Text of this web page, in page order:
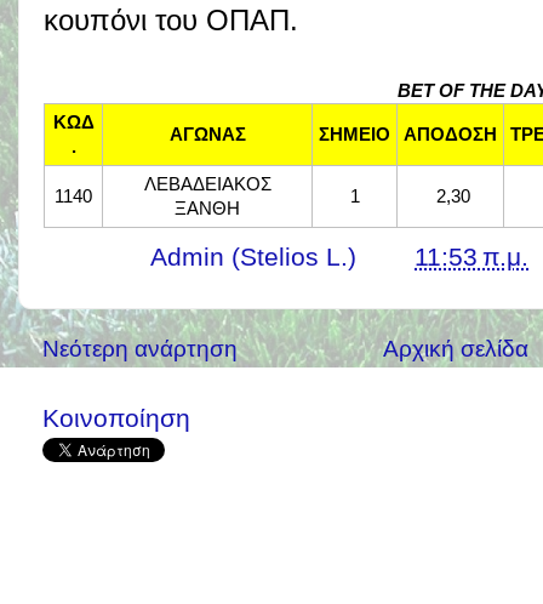
κουπόνι του ΟΠΑΠ.
BET OF THE
ΚΩΔ
.
ΑΓΩΝΑΣ ΣΗΜΕΙΟ ΑΠΟΔΟΣΗ
1140
ΛΕΒΑΔΕΙΑΚΟΣ
ΞΑΝΘΗ
1 2,30
Admin (Stelios L.) 11:53 π.μ.
Νεότερη ανάρτηση Αρχική σελίδα
Κοινοποίηση